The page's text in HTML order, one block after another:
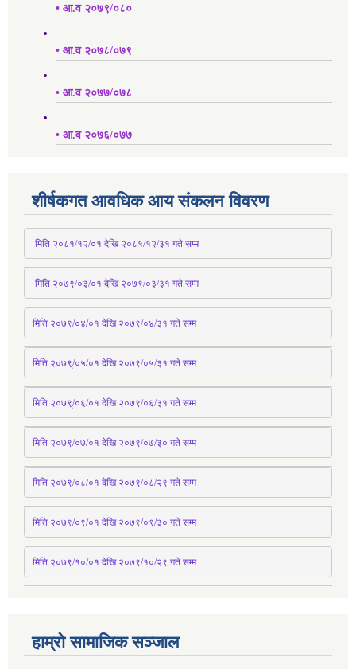
• आ.व २०७९/०८०
• आ.व २०७८/०७९
• आ.व २०७७/०७८
• आ.व २०७६/०७७
शीर्षकगत आवधिक आय संकलन विवरण
मिति २०८१/१२/०१ देखि २०८१/१२/३१ गते सम्म
मिति २०७९/०३/०१ देखि २०७९/०३/३१ गते सम्म
मिति २०७९/०४/०१ देखि २०७९/०४/३१ गते सम्म
मिति २०७९्/०५/०१ देखि २०७९/०५/३१ गते सम्म
मिति २०७९्/०६/०१ देखि २०७९/०६/३१ गते सम्म
मिति २०७९/०७/०१ देखि २०७९/०७/३० गते सम्म
मिति २०७९/०८/०१ देखि २०७९/०८/२९ गते सम्म
मिति २०७९/०९/०१ देखि २०७९/०९/३० गते सम्म
मिति २०७९/१०/०१ देखि २०७९/१०/२९ गते सम्म
हाम्रो सामाजिक सञ्जाल